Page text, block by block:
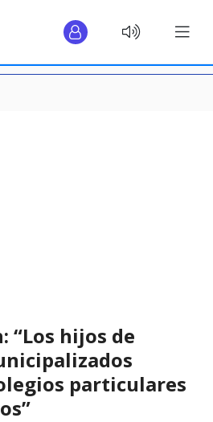
“Los hijos de
particulares